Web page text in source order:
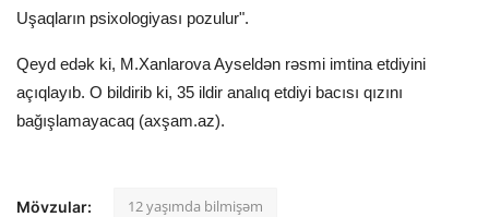
Uşaqların psixologiyası pozulur".
Qeyd edək ki, M.Xanlarova Ayseldən rəsmi imtina etdiyini
açıqlayıb. O bildirib ki, 35 ildir analıq etdiyi bacısı qızını
bağışlamayacaq (axşam.az).
Mövzular: 12 yaşımda bilmişəm